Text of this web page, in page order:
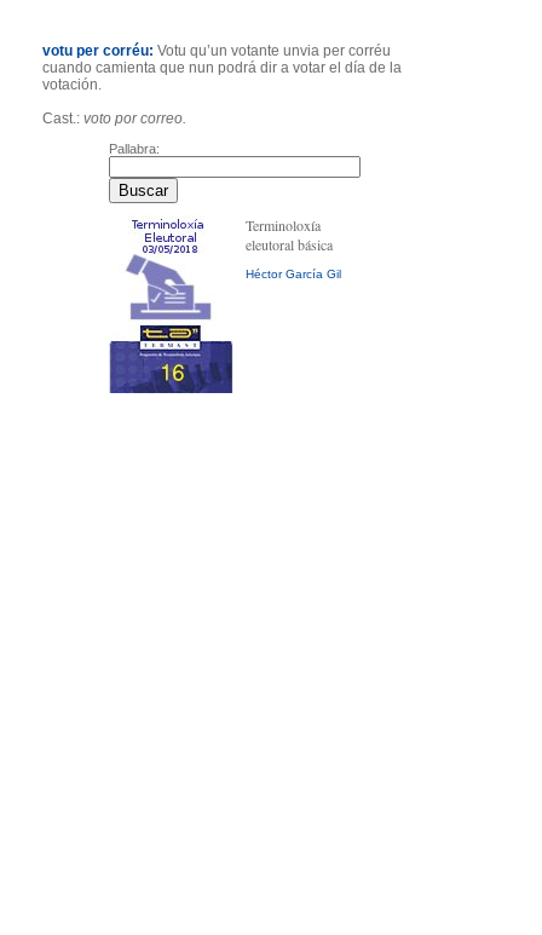
votu per corréu: Votu qu’un votante unvia per corréu
cuando camienta que nun podrá dir a votar el día de la
votación.
Cast.: voto por correo.
Pallabra:
Terminoloxía
eleutoral básica
Héctor García Gil